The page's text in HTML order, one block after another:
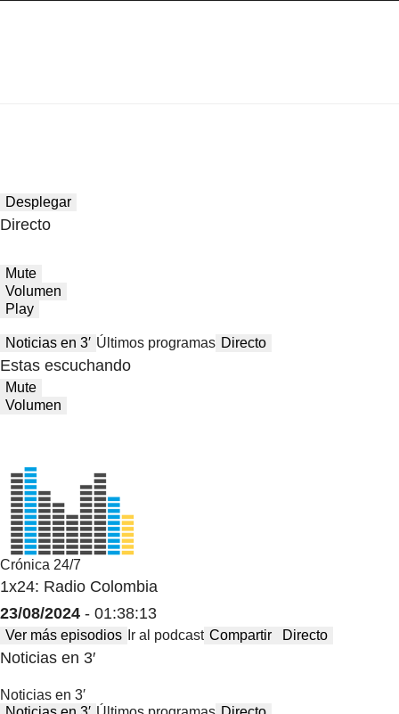
Desplegar
Directo
Mute
Volumen
Play
Noticias en 3′ Últimos programas Directo
Estas escuchando
Mute
Volumen
Crónica 24/7
1x24: Radio Colombia
23/08/2024 - 01:38:13
Ver más episodios Ir al podcast Compartir Directo
Noticias en 3′
Noticias en 3′